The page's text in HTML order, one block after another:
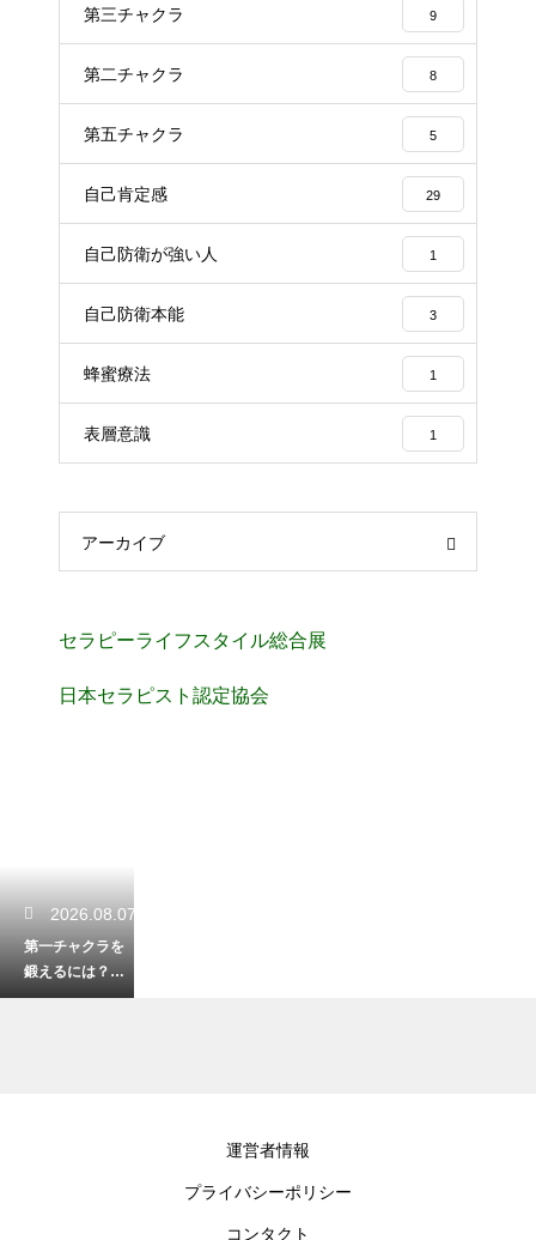
第三チャクラ 9
第二チャクラ 8
第五チャクラ 5
自己肯定感 29
自己防衛が強い人 1
自己防衛本能 3
蜂蜜療法 1
表層意識 1
アーカイブ
セラピーライフスタイル総合展
日本セラピスト認定協会
2026.08.07
第一チャクラを
鍛えるには？活
性化させるトレ
運営者情報
プライバシーポリシー
コンタクト